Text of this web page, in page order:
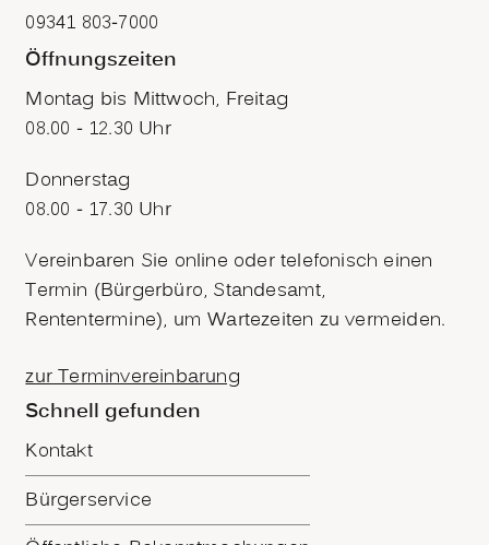
09341 803-7000
Öffnungszeiten
Montag bis Mittwoch, Freitag
08.00 - 12.30 Uhr
Donnerstag
08.00 - 17.30 Uhr
Vereinbaren Sie online oder telefonisch einen
Termin (Bürgerbüro, Standesamt,
Rententermine), um Wartezeiten zu vermeiden.
zur Terminvereinbarung
Schnell gefunden
Kontakt
Bürgerservice